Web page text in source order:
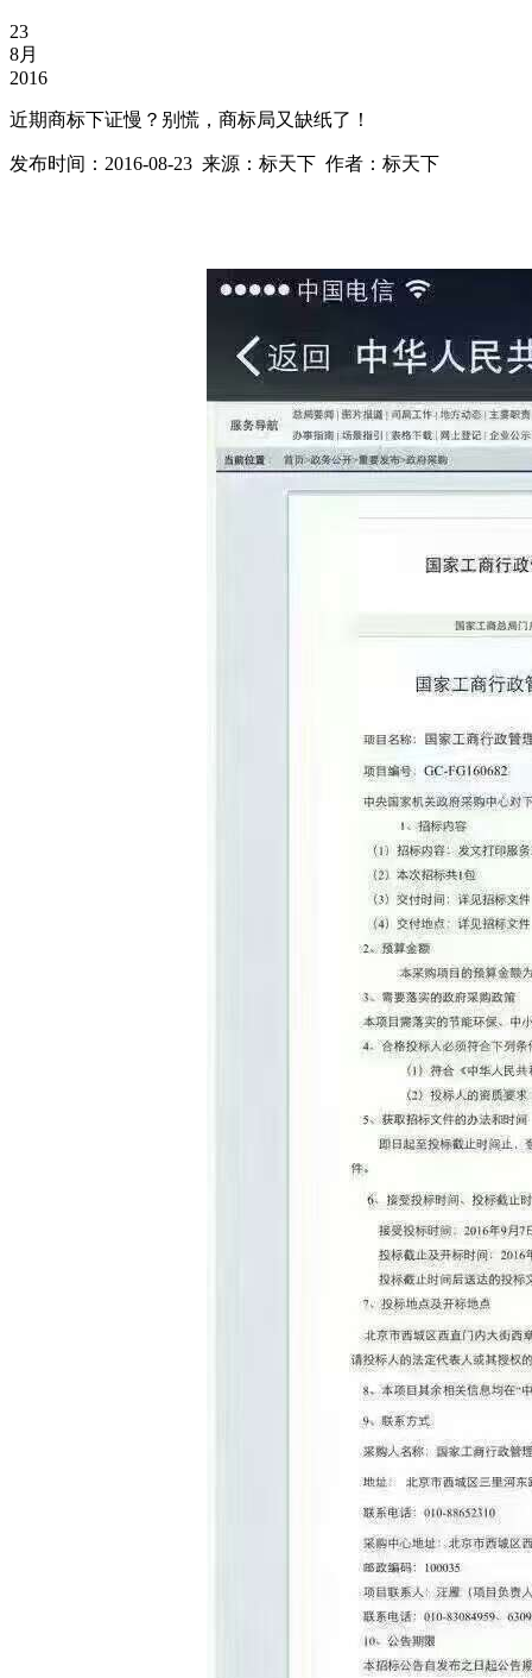
23
8月
2016
近期商标下证慢？别慌，商标局又缺纸了！
发布时间：2016-08-23 来源：标天下 作者：标天下